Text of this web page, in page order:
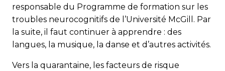
responsable du Programme de formation sur les
troubles neurocognitifs de l’Université McGill. Par
la suite, il faut continuer à apprendre : des
langues, la musique, la danse et d’autres activités.
Vers la quarantaine, les facteurs de risque